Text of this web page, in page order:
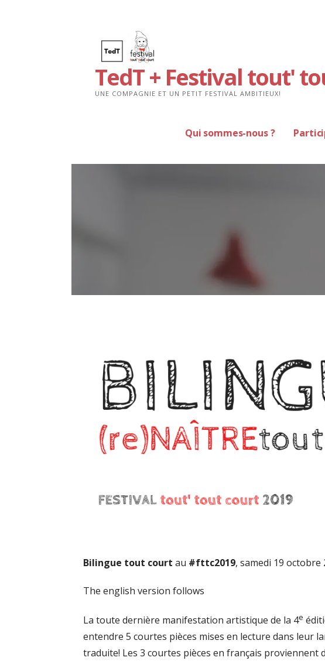
TedT + Festival tout'
UNE COMPAGNIE ET UN PETIT FESTIVAL AMBITIEUX!
Qui sommes-nous ?
Bilingue tout court au #fttc2019, samedi 19 octobre
The english version follows
La toute dernière manifestation artistique de la 4e
entendre 5 courtes pièces mises en lecture dans leur
traduite! Les 3 courtes pièces en français